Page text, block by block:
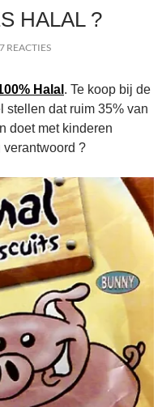
HALAL ?
7 REACTIES
Halal . Te koop bij de
stellen dat ruim 35% van
doet met kinderen
verantwoord ?